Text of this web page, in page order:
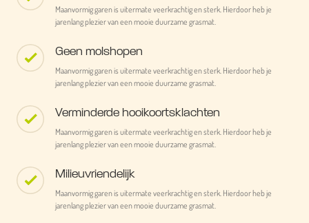
Maanvormig garen is uitermate veerkrachtig en sterk. Hierdoor heb je
jarenlang plezier van een mooie duurzame grasmat.
Geen molshopen
Maanvormig garen is uitermate veerkrachtig en sterk. Hierdoor heb je
jarenlang plezier van een mooie duurzame grasmat.
Verminderde hooikoortsklachten
Maanvormig garen is uitermate veerkrachtig en sterk. Hierdoor heb je
jarenlang plezier van een mooie duurzame grasmat.
Milieuvriendelijk
Maanvormig garen is uitermate veerkrachtig en sterk. Hierdoor heb je
jarenlang plezier van een mooie duurzame grasmat.